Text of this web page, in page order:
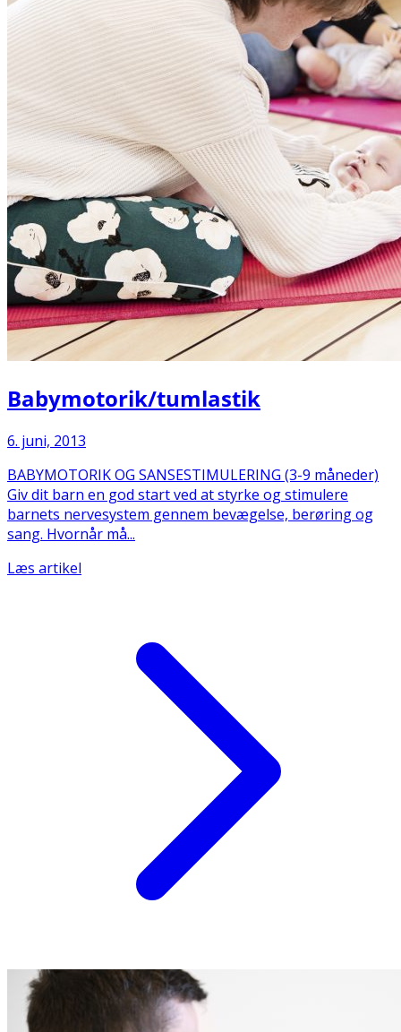
Babymotorik/tumlastik
6. juni, 2013
BABYMOTORIK OG SANSESTIMULERING (3-9 måneder)
Giv dit barn en god start ved at styrke og stimulere
barnets nervesystem gennem bevægelse, berøring og
sang. Hvornår må...
Læs artikel